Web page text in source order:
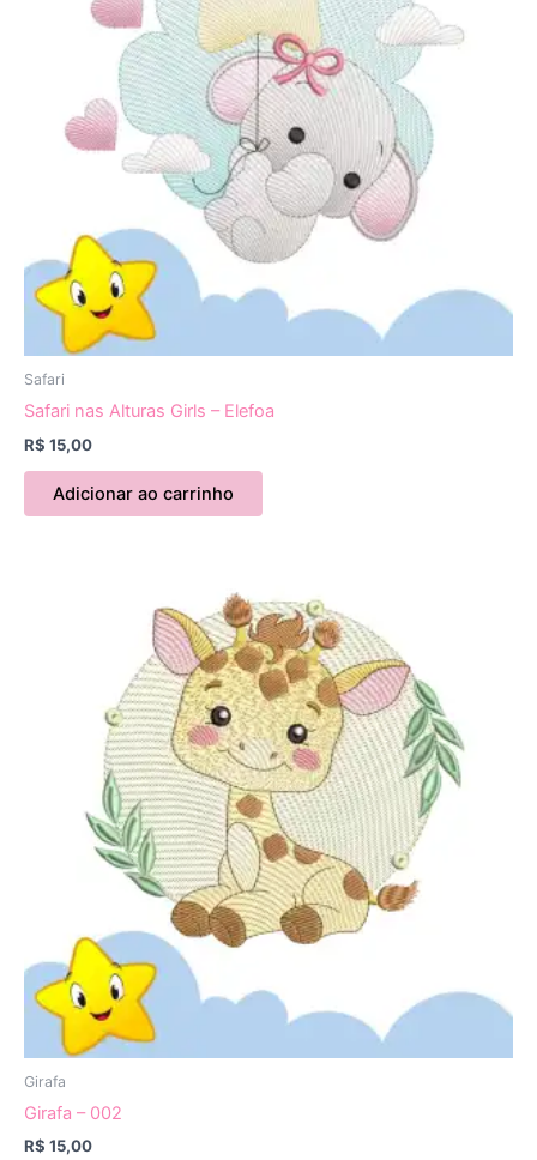
Safari
Safari nas Alturas Girls – Elefoa
R$ 15,00
Adicionar ao carrinho
Girafa
Girafa – 002
R$ 15,00